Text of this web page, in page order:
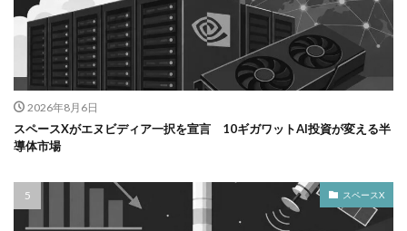
2026年8月6日
スペースXがエヌビディア一択を宣言 10ギガワットAI投資が変える半
導体市場
スペースX